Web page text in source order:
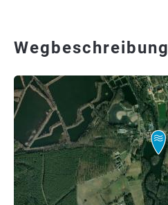
Wegbeschreibung